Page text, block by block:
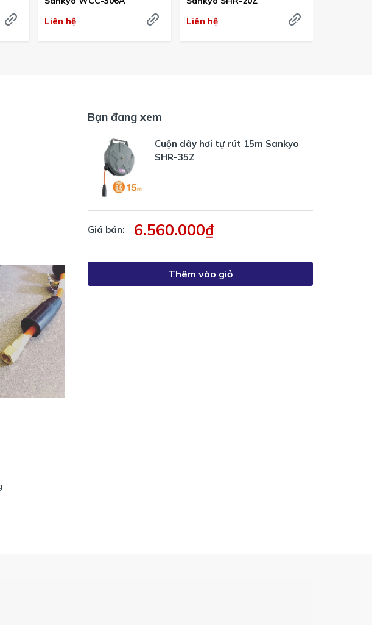
Liên hệ Liên hệ
Bạn đang xem
Cuộn dây hơi tự rút 15m Sankyo
SHR-35Z
Giá bán: 6.560.000₫
Thêm vào giỏ